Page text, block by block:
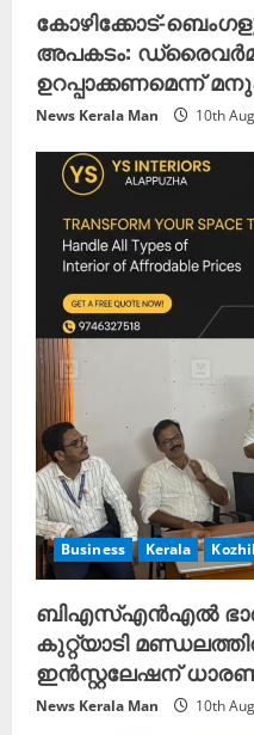
കോഴിക്കോട്-
അപകടം:
ഉറപ്പാക്കണമെന്ന്
News Kerala Man 10th
Business Kerala
ബിഎസ്എൻഎൽ ഭാരത്
കുറ്റ്യാടി
ഇൻസ്റ്റലേഷന്
News Kerala Man 10th